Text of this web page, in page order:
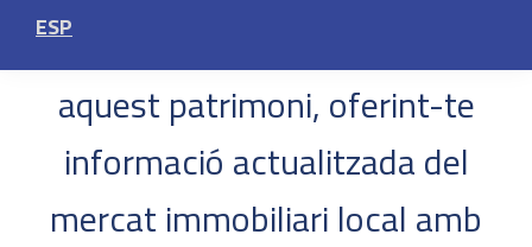
ESPgestionar professionalment
aquest patrimoni, oferint-te
informació actualitzada del
mercat immobiliari local amb